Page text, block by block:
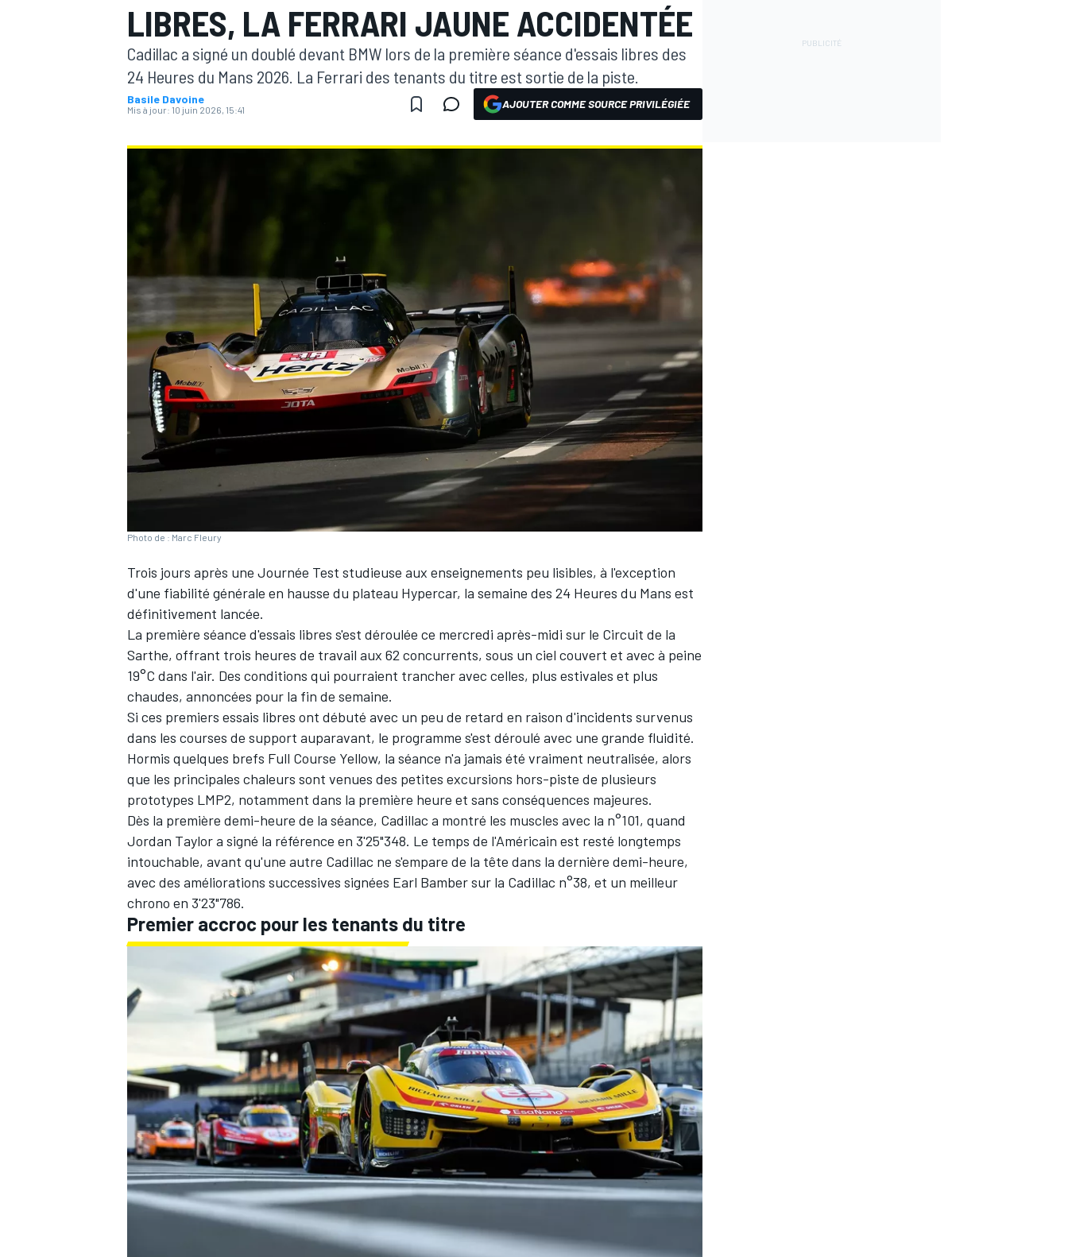
WEC
LIBRES, LA FERRARI JAUNE ACCIDENTÉE
Cadillac a signé un doublé devant BMW lors de la première séance d'essais libres des
24 Heures du Mans 2026. La Ferrari des tenants du titre est sortie de la piste.
Basile Davoine
Mis à jour: 10 juin 2026, 15:41 AJOUTER COMME SOURCE PRIVILÉGIÉE
Photo de : Marc Fleury
Trois jours après une Journée Test studieuse aux enseignements peu lisibles, à l'exception
d'une fiabilité générale en hausse du plateau Hypercar, la semaine des 24 Heures du Mans est
définitivement lancée.
La première séance d'essais libres s'est déroulée ce mercredi après-midi sur le Circuit de la
Sarthe, offrant trois heures de travail aux 62 concurrents, sous un ciel couvert et avec à peine
19°C dans l'air. Des conditions qui pourraient trancher avec celles, plus estivales et plus
chaudes, annoncées pour la fin de semaine.
Si ces premiers essais libres ont débuté avec un peu de retard en raison d'incidents survenus
dans les courses de support auparavant, le programme s'est déroulé avec une grande fluidité.
Hormis quelques brefs Full Course Yellow, la séance n'a jamais été vraiment neutralisée, alors
que les principales chaleurs sont venues des petites excursions hors-piste de plusieurs
prototypes LMP2, notamment dans la première heure et sans conséquences majeures.
Dès la première demi-heure de la séance, Cadillac a montré les muscles avec la n°101, quand
Jordan Taylor a signé la référence en 3'25"348. Le temps de l'Américain est resté longtemps
intouchable, avant qu'une autre Cadillac ne s'empare de la tête dans la dernière demi-heure,
avec des améliorations successives signées Earl Bambersur la Cadillac n°38, et un meilleur
chrono en 3'23"786.
Premier accroc pour les tenants du titre